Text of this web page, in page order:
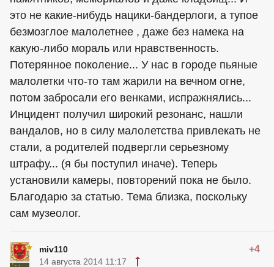
это не какие-нибудь нацики-бандерлоги, а тупое
безмозглое малолетнее , даже без намека на
какую-либо мораль или нравственность.
Потерянное поколение... У нас в городе пьяные
малолетки что-то там жарили на вечном огне,
потом забросали его венками, испражнялись...
Инцидент получил широкий резонанс, нашли
вандалов, но в силу малолетства привлекать не
стали, а родителей подвергли серьезному
штрафу... (я бы поступил иначе). Теперь
установили камеры, повторений пока не было.
Благодарю за статью. Тема близка, поскольку
сам музеолог.
miv110 +4
14 августа 2014 11:17